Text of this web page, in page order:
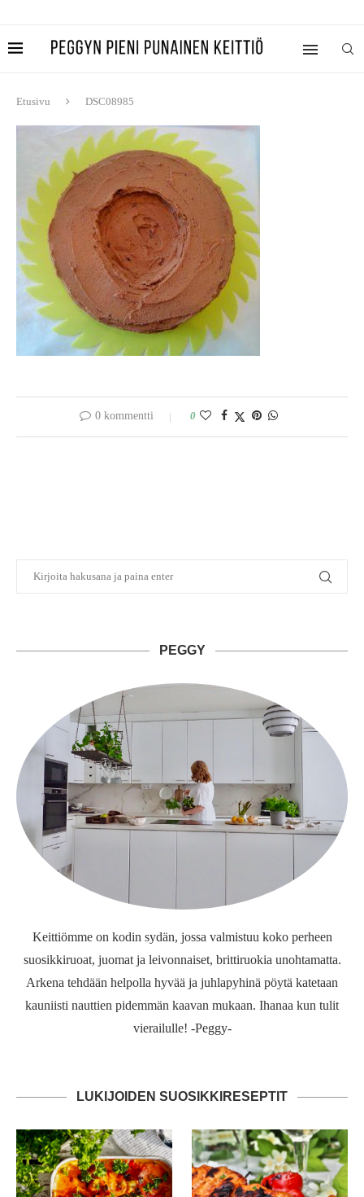
Etusivu DSC08985
0 kommentti 0
PEGGY
Keittiömme on kodin sydän, jossa valmistuu koko perheen
suosikkiruoat, juomat ja leivonnaiset, brittiruokia unohtamatta.
Arkena tehdään helpolla hyvää ja juhlapyhinä pöytä katetaan
kauniisti nauttien pidemmän kaavan mukaan. Ihanaa kun tulit
vierailulle! -Peggy-
LUKIJOIDEN SUOSIKKIRESEPTIT